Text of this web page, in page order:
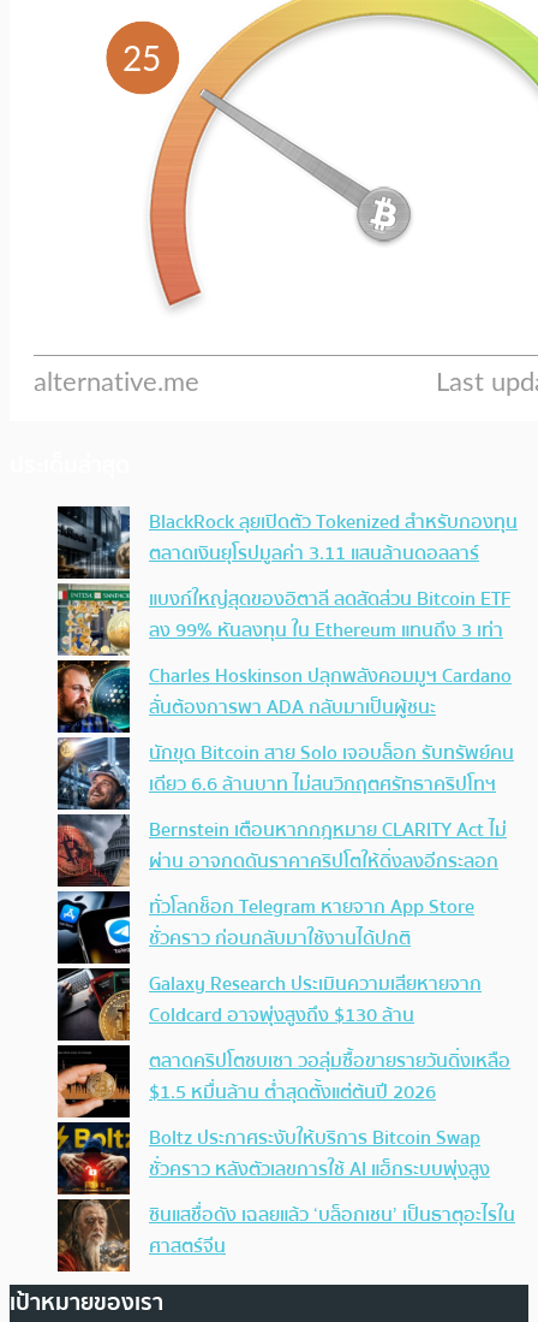
BlackRock ลุยเปิดตัว Tokenized สำหรับกองทุน
ตลาดเงินยุโรปมูลค่า 3.11 แสนล้านดอลลาร์
แบงก์ใหญ่สุดของอิตาลี ลดสัดส่วน Bitcoin ETF
ลง 99% หันลงทุน ใน Ethereum แทนถึง 3 เท่า
Charles Hoskinson ปลุกพลังคอมมูฯ Cardano
ลั่นต้องการพา ADA กลับมาเป็นผู้ชนะ
นักขุด Bitcoin สาย Solo เจอบล็อก รับทรัพย์คน
เดียว 6.6 ล้านบาท ไม่สนวิกฤตศรัทธาคริปโทฯ
Bernstein เตือนหากกฎหมาย CLARITY Act ไม่
ผ่าน อาจกดดันราคาคริปโตให้ดิ่งลงอีกระลอก
ทั่วโลกช็อก Telegram หายจาก App Store
ชั่วคราว ก่อนกลับมาใช้งานได้ปกติ
Galaxy Research ประเมินความเสียหายจาก
Coldcard อาจพุ่งสูงถึง $130 ล้าน
ตลาดคริปโตซบเซา วอลุ่มซื้อขายรายวันดิ่งเหลือ
$1.5 หมื่นล้าน ต่ำสุดตั้งแต่ต้นปี 2026
Boltz ประกาศระงับให้บริการ Bitcoin Swap
ชั่วคราว หลังตัวเลขการใช้ AI แฮ็กระบบพุ่งสูง
ซินแสชื่อดัง เฉลยแล้ว ‘บล็อกเชน’ เป็นธาตุอะไรใน
ศาสตร์จีน
เป้าหมายของเรา